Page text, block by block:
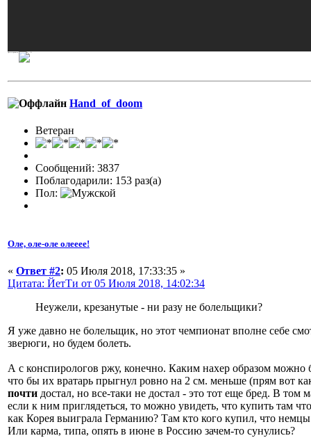
Hand_of_doom
Ветеран
Сообщений: 3837
Поблагодарили: 153 раз(а)
Пол:
Оле, оле-оле олееее!
« Ответ #2: 05 Июля 2018, 17:33:35 »
Цитата: ЙетТи от 05 Июля 2018, 14:02:34
Неужели, крезанутые - ни разу не болельщики?
Я уже давно не болельщик, но этот чемпионат вполне себе
зверюги, но будем болеть.
А с конспирологов ржу, конечно. Каким нахер образом
что бы их вратарь прыгнул ровно на 2 см. меньше (прям вот
почти достал, но все-таки не достал - это тот еще бред. В том
если к ним приглядеться, то можно увидеть, что купить там
как Корея выиграла Германию? Там кто кого купил, что
Или карма, типа, опять в июне в Россию зачем-то сунулись?